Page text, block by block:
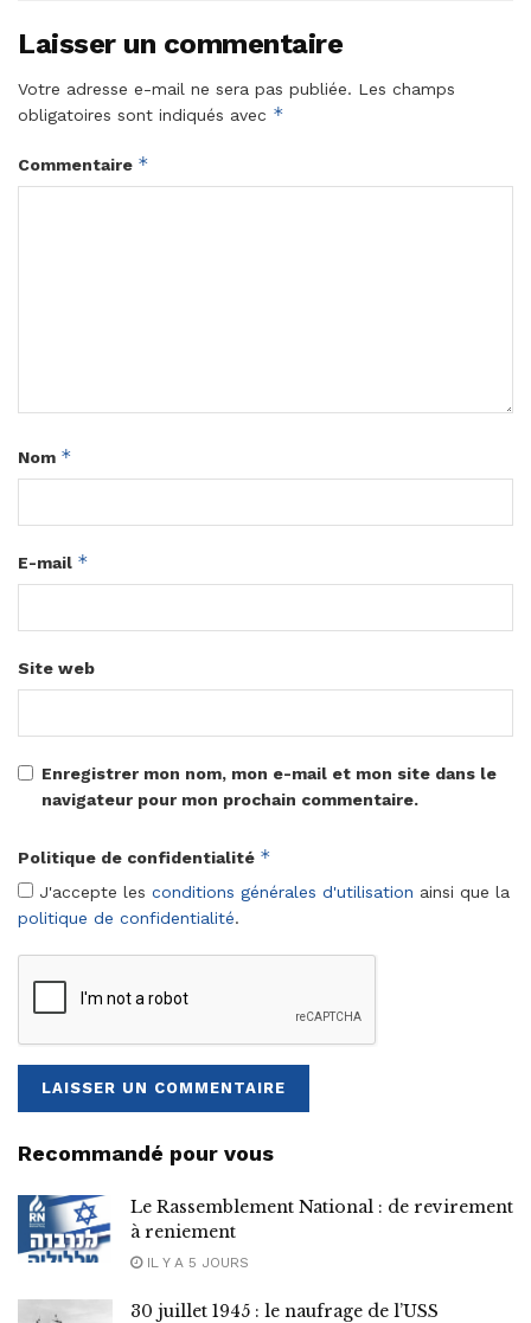
Laisser un commentaire
Votre adresse e-mail ne sera pas publiée. Les champs
obligatoires sont indiqués avec *
Commentaire *
Nom *
E-mail *
Site web
Enregistrer mon nom, mon e-mail et mon site dans le
navigateur pour mon prochain commentaire.
Politique de confidentialité *
J'accepte les conditions générales d'utilisation ainsi que la
politique de confidentialité.
Recommandé pour vous
Le Rassemblement National : de revirement
à reniement
IL Y A 5 JOURS
30 juillet 1945 : le naufrage de l’USS